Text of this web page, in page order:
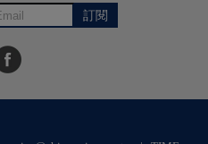
訂閱